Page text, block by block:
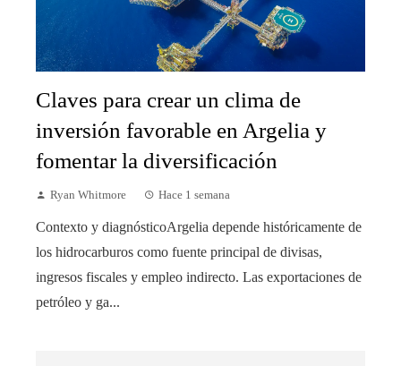
Claves para crear un clima de
inversión favorable en Argelia y
fomentar la diversificación
Ryan Whitmore Hace 1 semana
Contexto y diagnósticoArgelia depende históricamente de
los hidrocarburos como fuente principal de divisas,
ingresos fiscales y empleo indirecto. Las exportaciones de
petróleo y ga...